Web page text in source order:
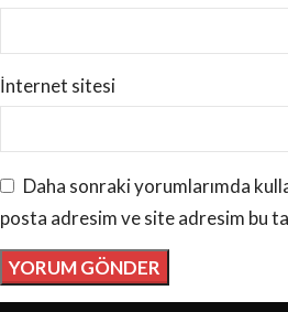
İnternet sitesi
Daha sonraki yorumlarımda
posta adresim ve site adresim bu